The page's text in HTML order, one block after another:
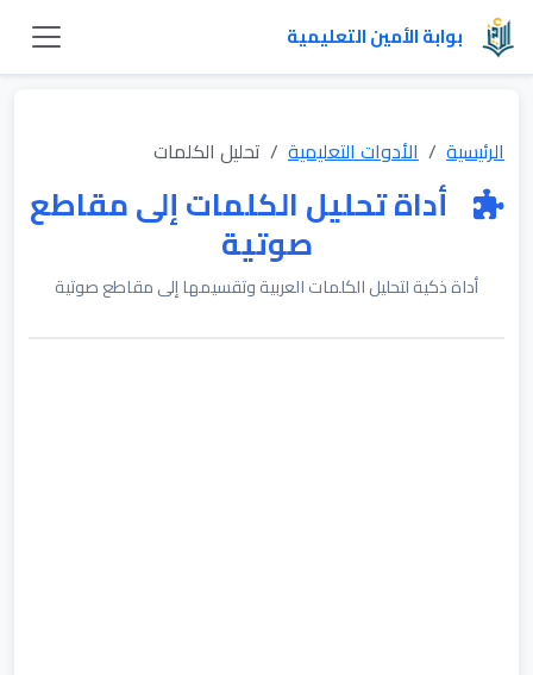
بوابة الأمين التعليمية
الرئيسية الأدوات التعليمية تحليل الكلمات
أداة تحليل الكلمات إلى مقاطع
صوتية
أداة ذكية لتحليل الكلمات العربية وتقسيمها إلى مقاطع صوتية